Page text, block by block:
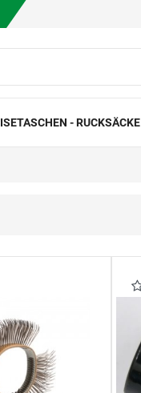
- RUCKSÄCKE